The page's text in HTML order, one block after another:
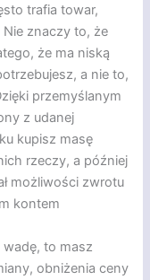
trafia towar,
Nie znaczy to, że
że ma niską
a nie to,
przemyślanym
z udanej
kupisz masę
rzeczy, a później
możliwości zwrotu
kontem
to masz
obniżenia ceny